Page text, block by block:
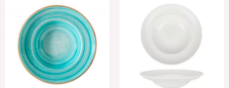
precios:
desde
84.33€
hasta
99.21€
precios:
desde
88.43€